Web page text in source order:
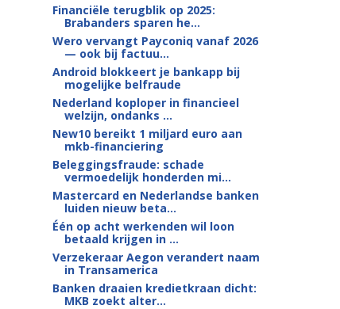
Financiële terugblik op 2025:
Brabanders sparen he...
Wero vervangt Payconiq vanaf 2026
— ook bij factuu...
Android blokkeert je bankapp bij
mogelijke belfraude
Nederland koploper in financieel
welzijn, ondanks ...
New10 bereikt 1 miljard euro aan
mkb-financiering
Beleggingsfraude: schade
vermoedelijk honderden mi...
Mastercard en Nederlandse banken
luiden nieuw beta...
Één op acht werkenden wil loon
betaald krijgen in ...
Verzekeraar Aegon verandert naam
in Transamerica
Banken draaien kredietkraan dicht:
MKB zoekt alter...